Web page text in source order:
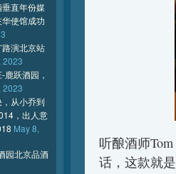
听酿酒师
话，这款就
直年份媒
使馆成功
演北京站
2023
鹿跃酒园，
2023
从小乔到
，出人意
May 8,
园北京品酒